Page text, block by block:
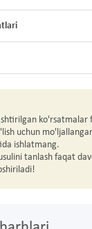
uchun
ishlatmang.
tanlash faqat